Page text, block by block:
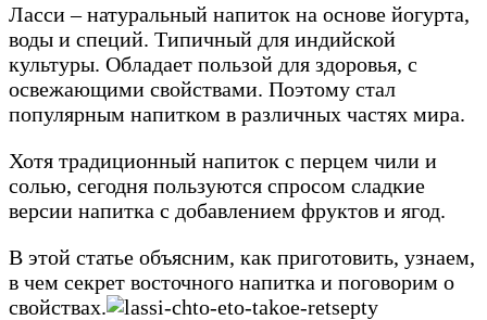
Ласси – натуральный напиток на основе йогурта,
воды и специй. Типичный для индийской
культуры. Обладает пользой для здоровья, с
освежающими свойствами. Поэтому стал
популярным напитком в различных частях мира.
Хотя традиционный напиток с перцем чили и
солью, сегодня пользуются спросом сладкие
версии напитка с добавлением фруктов и ягод.
В этой статье объясним, как приготовить, узнаем,
в чем секрет восточного напитка и поговорим о
свойствах.